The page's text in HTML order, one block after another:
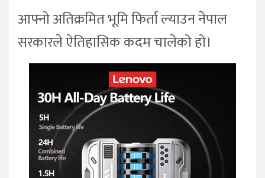
आफ्नो अतिक्रमित भूमि फिर्ता ल्याउन नेपाल
सरकारले ऐतिहासिक कदम चालेको हो।